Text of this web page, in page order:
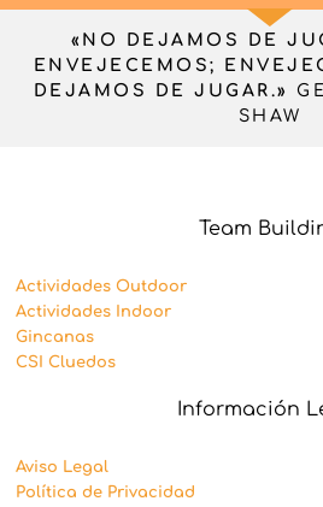
«NO DEJAMOS DE
ENVEJECEMOS;
DEJAMOS DE JUGAR.»
SHAW
Team
Actividades Outdoor
Actividades Indoor
Gincanas
CSI Cluedos
Información
Aviso Legal
Política de Privacidad